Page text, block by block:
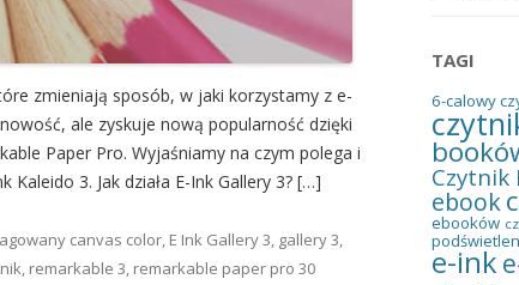
zmieniają sposób, w jaki korzystamy z e-
ale zyskuje nową popularność dzięki
Paper Pro. Wyjaśniamy na czym polega i
3. Jak działa E-Ink Gallery 3? […]
canvas color, E Ink Gallery 3, gallery 3,
, remarkable 3, remarkable paper pro 30
TAGI
6-calowy
Czytnik
ebook
ebooków
e-ink